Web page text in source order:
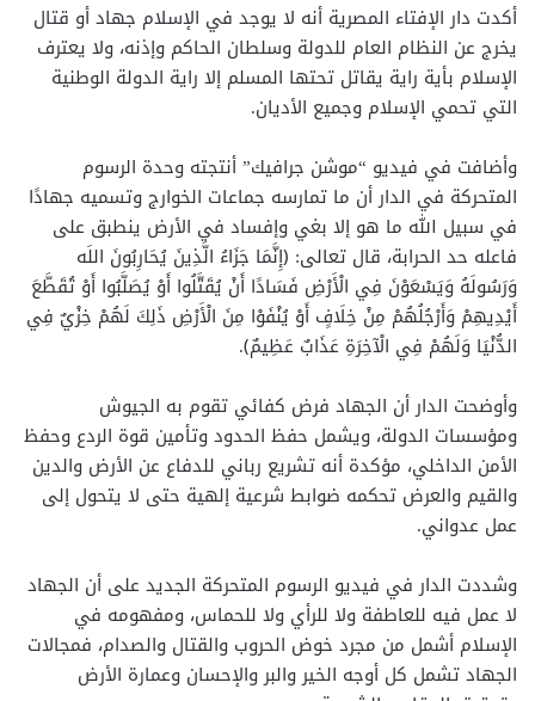
أكدت دار الإفتاء المصرية أنه لا يوجد في الإسلام جهاد أو قتال
يخرج عن النظام العام للدولة وسلطان الحاكم وإذنه، ولا يعترف
الإسلام بأية راية يقاتل تحتها المسلم إلا راية الدولة الوطنية
التي تحمي الإسلام وجميع الأديان.
وأضافت في فيديو “موشن جرافيك” أنتجته وحدة الرسوم
المتحركة في الدار أن ما تمارسه جماعات الخوارج وتسميه جهادًا
في سبيل الله ما هو إلا بغي وإفساد في الأرض ينطبق على
فاعله حد الحرابة، قال تعالى: ﴿إِنَّمَا جَزَاءُ الَّذِينَ يُحَارِبُونَ اللَه
وَرَسُولَهُ وَيَسْعَوْنَ فِي الْأَرْضِ فَسَادًا أَنْ يُقَتَّلُوا أَوْ يُصَلَّبُوا أَوْ تُقَطَّعَ
أَيْدِيهِمْ وَأَرْجُلُهُمْ مِنْ خِلَافٍ أَوْ يُنْفَوْا مِنَ الْأَرْضِ ذَلِكَ لَهُمْ خِزْيٌ فِي
الدُّنْيَا وَلَهُمْ فِي الْآخِرَةِ عَذَابٌ عَظِيمٌ﴾.
وأوضحت الدار أن الجهاد فرض كفائي تقوم به الجيوش
ومؤسسات الدولة، ويشمل حفظ الحدود وتأمين قوة الردع وحفظ
الأمن الداخلي، مؤكدة أنه تشريع رباني للدفاع عن الأرض والدين
والقيم والعرض تحكمه ضوابط شرعية إلهية حتى لا يتحول إلى
عمل عدواني.
وشددت الدار في فيديو الرسوم المتحركة الجديد على أن الجهاد
لا عمل فيه للعاطفة ولا للرأي ولا للحماس، ومفهومه في
الإسلام أشمل من مجرد خوض الحروب والقتال والصدام، فمجالات
الجهاد تشمل كل أوجه الخير والبر والإحسان وعمارة الأرض